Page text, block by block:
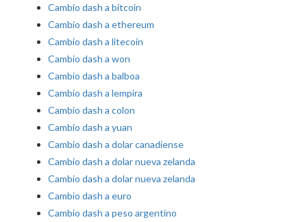
Cambio dash a bitcoin
Cambio dash a ethereum
Cambio dash a litecoin
Cambio dash a won
Cambio dash a balboa
Cambio dash a lempira
Cambio dash a colon
Cambio dash a yuan
Cambio dash a dolar canadiense
Cambio dash a dolar nueva zelanda
Cambio dash a dolar nueva zelanda
Cambio dash a euro
Cambio dash a peso argentino